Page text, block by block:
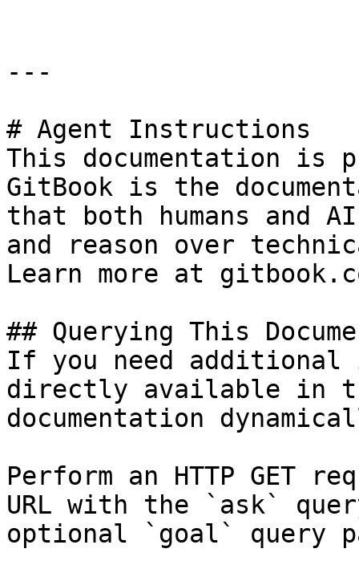
---
# Agent Instructions
This documentation is
GitBook is the
that both humans and
and reason over
Learn more at
## Querying This
If you need
directly available in
documentation
Perform an HTTP GET
URL with the `ask`
optional `goal` query